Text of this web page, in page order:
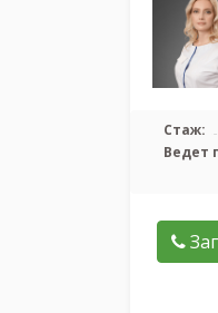
Стаж:
Ведет